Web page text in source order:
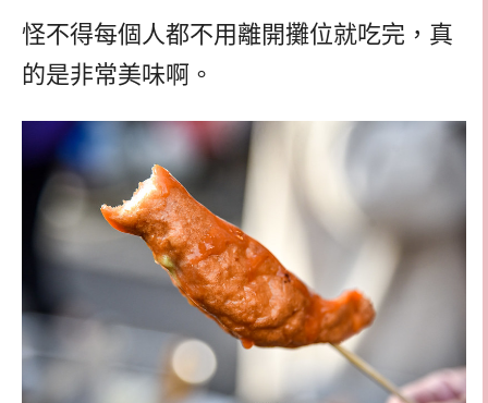
怪不得每個人都不用離開攤位就吃完，真
的是非常美味啊。